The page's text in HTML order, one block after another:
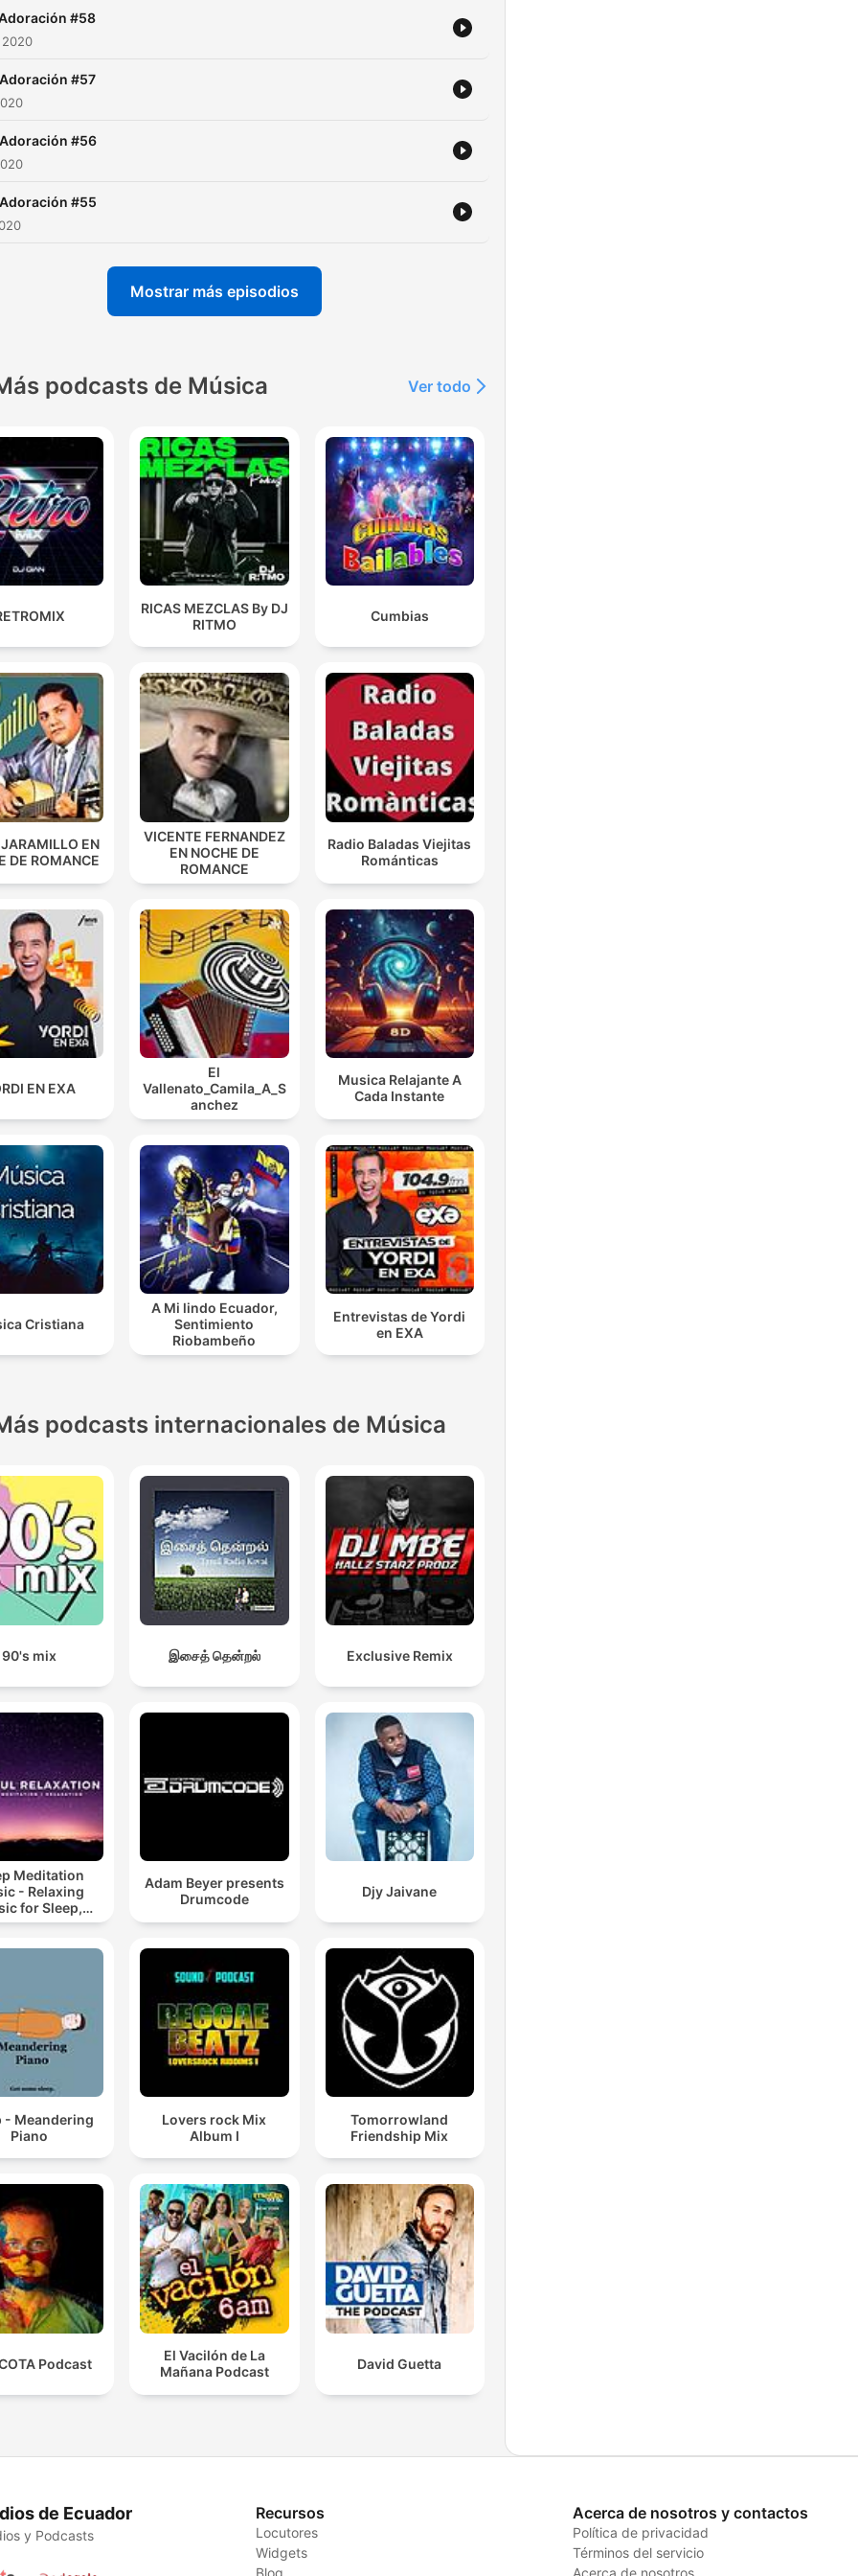
#58
#57
#56
#55
Mostrar más episodios
podcasts de Música Ver todo
RICAS MEZCLAS By DJ
RITMO
Cumbias
EN
DE ROMANCE
VICENTE FERNANDEZ
EN NOCHE DE
ROMANCE
Radio Baladas Viejitas
Románticas
EN EXA
El
Vallenato_Camila_A_S
anchez
Musica Relajante A
Cada Instante
Cristiana
A Mi lindo Ecuador,
Sentimiento
Riobambeño
Entrevistas de Yordi
en EXA
podcasts internacionales de Música
90's mix இசைத் தென்றல் Exclusive Remix
Meditation
- Relaxing
for Sleep,
&
Adam Beyer presents
Drumcode
Djy Jaivane
- Meandering
Piano
Lovers rock Mix
Album I
Tomorrowland
Friendship Mix
Podcast
El Vacilón de La
Mañana Podcast
David Guetta
de Ecuador
y Podcasts
Recursos
Locutores
Widgets
Blog
Acerca de nosotros y contactos
Política de privacidad
Términos del servicio
Acerca de nosotros